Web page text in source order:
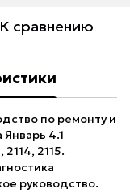
К сравнению
по ремонту и
4.1
2115.
руководство.